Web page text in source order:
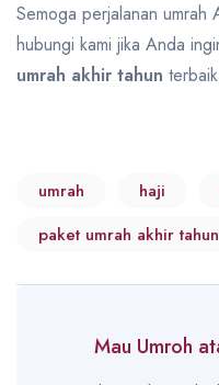
Semoga perjalanan umrah
hubungi kami jika Anda
umrah akhir tahun
umrah haji
paket umrah akhir tahun
Mau Umroh